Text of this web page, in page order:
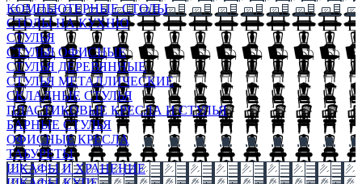
КОМПЬЮТЕРНЫЕ СТОЛЫ
СТОЛЫ НА КУХНЮ
СТУЛЬЯ
СТУЛЬЯ ОФИСНЫЕ
СТУЛЬЯ ДЕРЕВЯННЫЕ
СТУЛЬЯ МЕТАЛЛИЧЕСКИЕ
СКЛАДНЫЕ СТУЛЬЯ
ПЛАСТИКОВЫЕ КРЕСЛА И СТУЛЬЯ
БАРНЫЕ СТУЛЬЯ
ОФИСНЫЕ КРЕСЛА
ТАБУРЕТЫ
ШКАФЫ И ХРАНЕНИЕ